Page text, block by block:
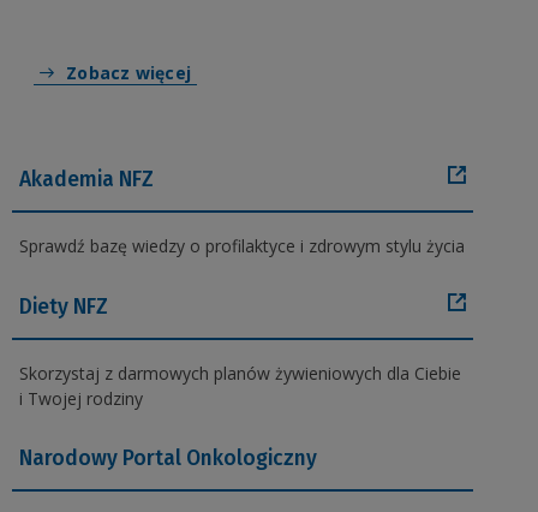
Zobacz więcej
Akademia NFZ
Sprawdź bazę wiedzy o profilaktyce i zdrowym stylu życia
Diety NFZ
Skorzystaj z darmowych planów żywieniowych dla Ciebie
i Twojej rodziny
Narodowy Portal Onkologiczny